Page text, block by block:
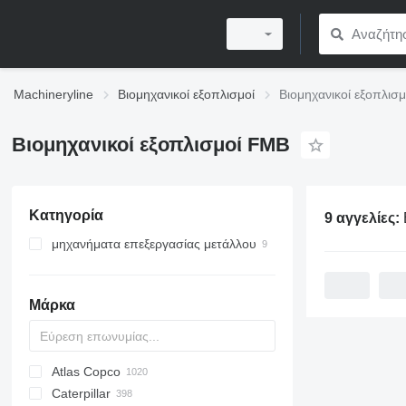
Machineryline Βιομηχανικοί εξοπλισμοί Βιομηχανικοί
Βιομηχανικοί εξοπλισμοί FMB
Κατηγορία
μηχανήματα επεξεργασίας μετάλλου
τόρνοι επεξεργασίας μετάλλου
διατρητικές μηχανές
Μάρκα
PDS
APD
AB
Ensis
Pega
VZ
AG3
Atlas Copco
DrillAir
QAS
PDP
E-series
B-series
BM
GFS
VT
Rover
533
Airpure
BySprint Fiber
CK
SR
Caterpillar
9 αγγελίες: